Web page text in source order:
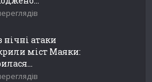
нічні атаки
міст Маяки: